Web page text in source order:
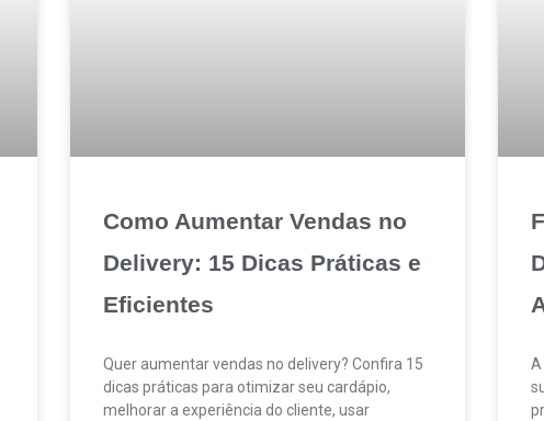
Como Aumentar Vendas no
Delivery: 15 Dicas Práticas e
Eficientes
Quer aumentar vendas no delivery? Confira 15
dicas práticas para otimizar seu cardápio,
melhorar a experiência do cliente, usar
A